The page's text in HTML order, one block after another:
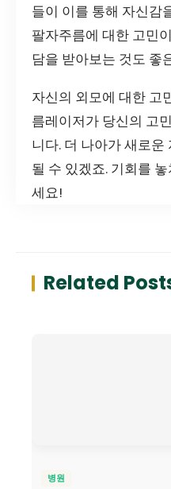
들이 이를 통해 자신감
팔자주름에 대한 고민
담을 받아보는 것도 좋
자신의 외모에 대한 고
름레이저가 당신의 고
니다. 더 나아가 새로
될 수 있겠죠. 기회를
세요!
Related
병원